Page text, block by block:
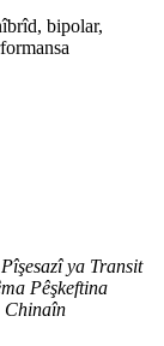
bipolar,
ya Transit
Pêşkeftina
Chinaîn